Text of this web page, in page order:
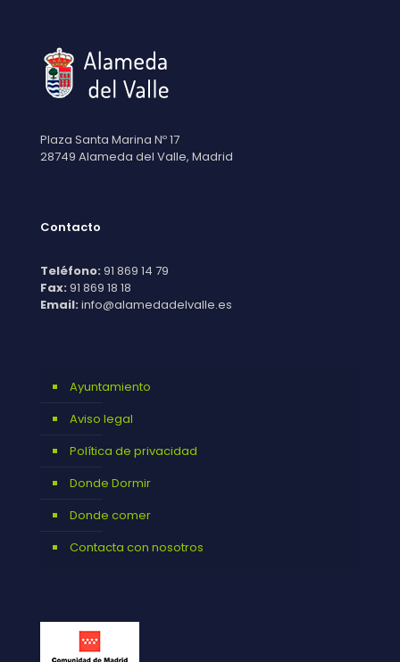
Plaza Santa Marina Nº 17
28749 Alameda del Valle, Madrid
Contacto
Teléfono: 91 869 14 79
Fax: 91 869 18 18
Email: info@alamedadelvalle.es
Ayuntamiento
Aviso legal
Política de privacidad
Donde Dormir
Donde comer
Contacta con nosotros